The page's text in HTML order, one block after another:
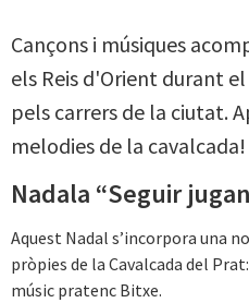
Cançons i músiques
els Reis d'Orient durant
pels carrers de la ciutat.
melodies de la cavalcada!
Nadala “Seguir
Aquest Nadal s’incorpora una
pròpies de la Cavalcada del
músic pratenc Bitxe.